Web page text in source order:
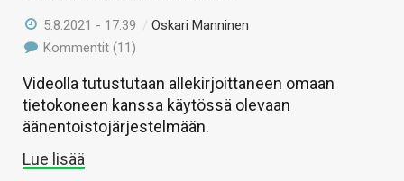
5.8.2021 - 17:39 /Oskari Manninen
Kommentit (11)
Videolla tutustutaan allekirjoittaneen omaan
tietokoneen kanssa käytössä olevaan
äänentoistojärjestelmään.
Lue lisää